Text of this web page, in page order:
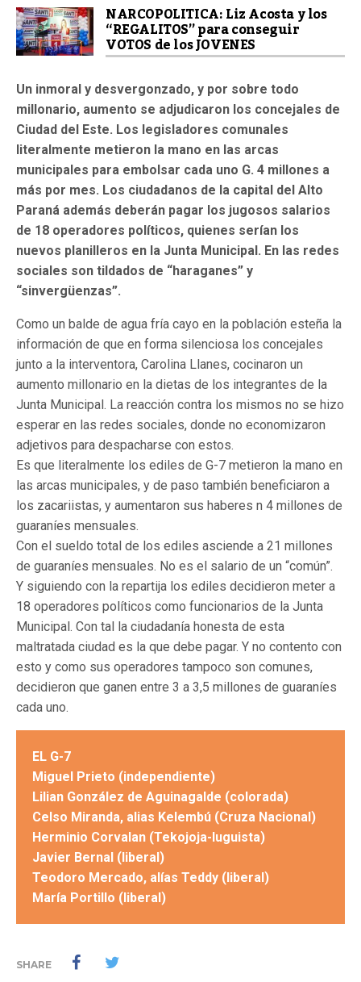
NARCOPOLITICA: Liz Acosta y los
“REGALITOS” para conseguir
VOTOS de los JOVENES
Un inmoral y desvergonzado, y por sobre todo
millonario, aumento se adjudicaron los concejales de
Ciudad del Este. Los legisladores comunales
literalmente metieron la mano en las arcas
municipales para embolsar cada uno G. 4 millones a
más por mes. Los ciudadanos de la capital del Alto
Paraná además deberán pagar los jugosos salarios
de 18 operadores políticos, quienes serían los
nuevos planilleros en la Junta Municipal. En las redes
sociales son tildados de “haraganes” y
“sinvergüenzas”.
Como un balde de agua fría cayo en la población esteña la
información de que en forma silenciosa los concejales
junto a la interventora, Carolina Llanes, cocinaron un
aumento millonario en la dietas de los integrantes de la
Junta Municipal. La reacción contra los mismos no se hizo
esperar en las redes sociales, donde no economizaron
adjetivos para despacharse con estos.
Es que literalmente los ediles de G-7 metieron la mano en
las arcas municipales, y de paso también beneficiaron a
los zacariistas, y aumentaron sus haberes n 4 millones de
guaraníes mensuales.
Con el sueldo total de los ediles asciende a 21 millones
de guaraníes mensuales. No es el salario de un “común”.
Y siguiendo con la repartija los ediles decidieron meter a
18 operadores políticos como funcionarios de la Junta
Municipal. Con tal la ciudadanía honesta de esta
maltratada ciudad es la que debe pagar. Y no contento con
esto y como sus operadores tampoco son comunes,
decidieron que ganen entre 3 a 3,5 millones de guaraníes
cada uno.
EL G-7
Miguel Prieto (independiente)
Lilian González de Aguinagalde (colorada)
Celso Miranda, alias Kelembú (Cruza Nacional)
Herminio Corvalan (Tekojoja-luguista)
Javier Bernal (liberal)
Teodoro Mercado, alías Teddy (liberal)
María Portillo (liberal)
SHARE